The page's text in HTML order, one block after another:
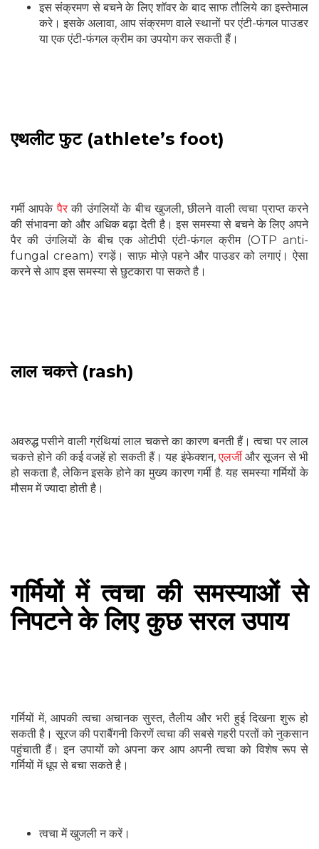
इस संक्रमण से बचने के लिए शॉवर के बाद साफ तौलिये का इस्तेमाल
करे। इसके अलावा, आप संक्रमण वाले स्थानों पर एंटी-फंगल पाउडर
या एक एंटी-फंगल क्रीम का उपयोग कर सकती हैं।
एथलीट फुट (athlete’s foot)
गर्मी आपकेपैरकी उंगलियों के बीच खुजली, छीलने वाली त्वचा प्राप्त करने
की संभावना को और अधिक बढ़ा देती है। इस समस्या से बचने के लिए अपने
पैर की उंगलियों के बीच एक ओटीपी एंटी-फंगल क्रीम (OTP anti-
fungal cream) रगड़ें। साफ़ मोज़े पहने और पाउडर को लगाएं। ऐसा
करने से आप इस समस्या से छुटकारा पा सकते है।
लाल चकत्ते (rash)
अवरुद्ध पसीने वाली ग्रंथियां लाल चकत्ते का कारण बनती हैं। त्वचा पर लाल
चकत्ते होने की कई वजहें हो सकती हैं। यह इंफेक्शन,एलर्जीऔर सूजन से भी
हो सकता है, लेकिन इसके होने का मुख्य कारण गर्मी है. यह समस्या गर्मियों के
मौसम में ज्यादा होती है।
गर्मियों में त्वचा की समस्याओं से
निपटने के लिए कुछ सरल उपाय
गर्मियों में, आपकी त्वचा अचानक सुस्त, तैलीय और भरी हुई दिखना शुरू हो
सकती है। सूरज की पराबैंगनी किरणें त्वचा की सबसे गहरी परतों को नुकसान
पहुंचाती हैं। इन उपायों को अपना कर आप अपनी त्वचा को विशेष रूप से
गर्मियों में धूप से बचा सकते है।
त्वचा में खुजली न करें।